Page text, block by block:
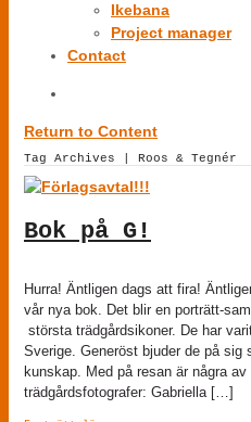
Ikebana
Project manager
Contact
Return to Content
Tag Archives | Roos & Tegnér
Bok på G!
Hurra! Äntligen dags att fira!
vår nya bok. Det blir en porträtt-
största trädgårdsikoner. De har
Sverige. Generöst bjuder de på sig
kunskap. Med på resan är några
trädgårdsfotografer: Gabriella […]